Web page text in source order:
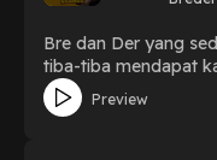
Bre dan Der yang
tiba-tiba mendapat
dipanggil untuk
itu, mereka bersiap
Preview